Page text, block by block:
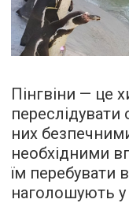
Пінгвіни — це
них
необхідними
їм перебувати
наголошують у